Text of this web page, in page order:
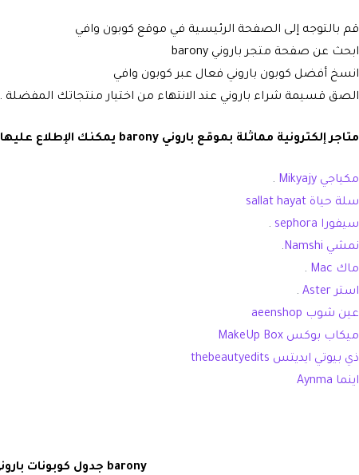
قم بالتوجه إلى الصفحة الرئيسية في موقع كوبون وافي
ابحث عن صفحة متجر باروني barony
انسخ أفضل كوبون باروني فعال عبر كوبون وافي
الصق قسيمة شراء باروني عند الانتهاء من اختيار منتجاتك المفضلة .
متاجر إلكترونية مماثلة بموقع باروني barony يمكنك الإطلاع عليها في موقع كوبون وافي :
مكياجي Mikyajy
.
سلة حياة sallat hayat
سيفورا sephora
.
نمشي Namshi
.
ماك Mac
.
استر Aster
.
عين شوب aeenshop
ميكاب بوكس MakeUp Box
ذي بيوتي ايديتس thebeautyedits
اينما Aynma
barony جدول كوبونات باروني